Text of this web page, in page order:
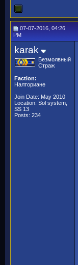
07-07-2016, 04:26
PM
karak
Безмолвный
Страж
Faction:
Налториане
Join Date: May 2010
Location: Sol system,
SS 13
Posts: 234